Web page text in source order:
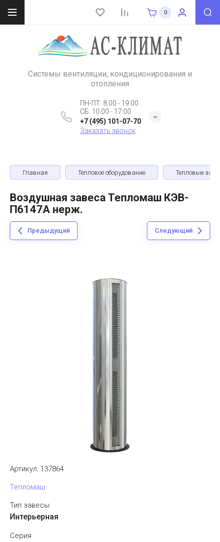
0
Системы вентиляции, кондиционирования и
отопления
ПН-ПТ: 8:00 - 19:00
СБ: 10:00 - 17:00
+7 (495) 101-07-70
Заказать звонок
Главная Тепловое оборудование Тепловые
Воздушная завеса Тепломаш КЭВ-
П6147A нерж.
Предыдущий Следующий
Артикул: 137864
Тепломаш
Тип завесы
Интерьерная
Серия